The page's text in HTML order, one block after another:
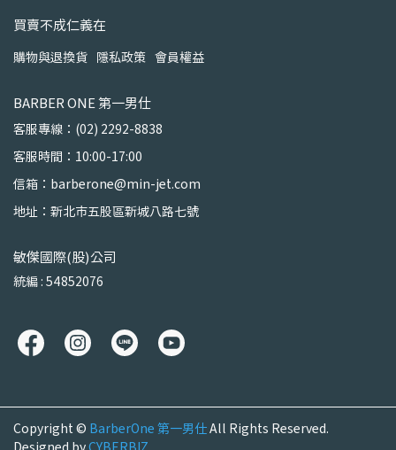
買賣不成仁義在
購物與退換貨 隱私政策 會員權益
BARBER ONE 第一男仕
客服專線：(02) 2292-8838
客服時間：10:00-17:00
信箱：barberone@min-jet.com
地址：新北市五股區新城八路七號
敏傑國際(股)公司
統編 : 54852076
Copyright © BarberOne 第一男仕All Rights Reserved.
Designed byCYBERBIZ